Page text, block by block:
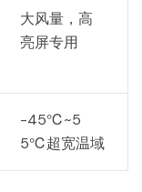
大风量，高
亮屏专用
-45℃~5
5℃超宽温域